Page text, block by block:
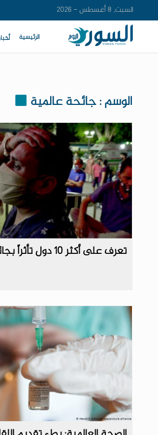
السبت, 8 أغسطس - 2026
الرئيسية
الوسم : جائحة عالمية
تعرف على أكثر 10 دول تأثراً بجائحة "كورونا"